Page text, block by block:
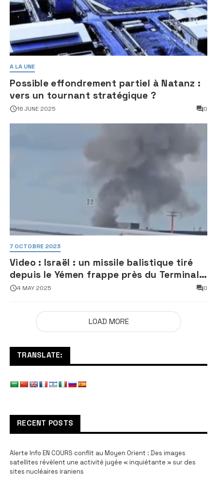
A LA UNE
Possible effondrement partiel à Natanz :
vers un tournant stratégique ?
16 JUNE 2025 0
7 OCTOBRE 2023
Video : Israël : un missile balistique tiré
depuis le Yémen frappe près du Terminal
3 de l’aéroport Ben Gourion
4 MAY 2025 0
LOAD MORE
TRANSLATE:
RECENT POSTS
Alerte Info EN COURS conflit au Moyen Orient : Des images
satellites révèlent une activité jugée « inquiétante » sur des
sites nucléaires iraniens